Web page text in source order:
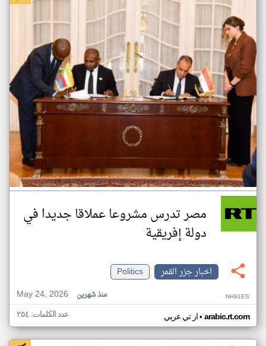
مصر تدرس مشروعا عملاقا جديدا في
دولة إفريقية
اخبار جزر القمر
Politics
May 24, 2026
منذ شهرين NH91ES
ار تي عربي• arabic.rt.com عدد الكلمات: ٢٥٤